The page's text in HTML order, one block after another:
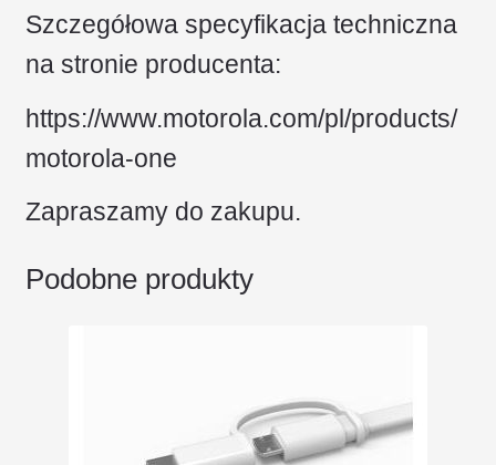
Szczegółowa specyfikacja techniczna
na stronie producenta:
https://www.motorola.com/pl/products/
motorola-one
Zapraszamy do zakupu.
Podobne produkty